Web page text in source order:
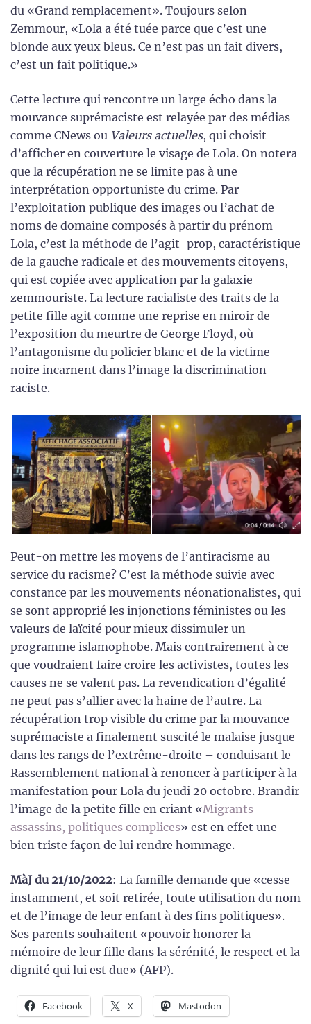
du «Grand remplacement». Toujours selon
Zemmour, «Lola a été tuée parce que c’est une
blonde aux yeux bleus. Ce n’est pas un fait divers,
c’est un fait politique.»
Cette lecture qui rencontre un large écho dans la
mouvance suprémaciste est relayée par des médias
comme CNews ou Valeurs actuelles, qui choisit
d’afficher en couverture le visage de Lola. On notera
que la récupération ne se limite pas à une
interprétation opportuniste du crime. Par
l’exploitation publique des images ou l’achat de
noms de domaine composés à partir du prénom
Lola, c’est la méthode de l’agit-prop, caractéristique
de la gauche radicale et des mouvements citoyens,
qui est copiée avec application par la galaxie
zemmouriste. La lecture racialiste des traits de la
petite fille agit comme une reprise en miroir de
l’exposition du meurtre de George Floyd, où
l’antagonisme du policier blanc et de la victime
noire incarnent dans l’image la discrimination
raciste.
Peut-on mettre les moyens de l’antiracisme au
service du racisme? C’est la méthode suivie avec
constance par les mouvements néonationalistes, qui
se sont approprié les injonctions féministes ou les
valeurs de laïcité pour mieux dissimuler un
programme islamophobe. Mais contrairement à ce
que voudraient faire croire les activistes, toutes les
causes ne se valent pas. La revendication d’égalité
ne peut pas s’allier avec la haine de l’autre. La
récupération trop visible du crime par la mouvance
suprémaciste a finalement suscité le malaise jusque
dans les rangs de l’extrême-droite – conduisant le
Rassemblement national à renoncer à participer à la
manifestation pour Lola du jeudi 20 octobre. Brandir
l’image de la petite fille en criant «Migrants
assassins, politiques complices» est en effet une
bien triste façon de lui rendre hommage.
MàJ du 21/10/2022: La famille demande que «cesse
instamment, et soit retirée, toute utilisation du nom
et de l’image de leur enfant à des fins politiques».
Ses parents souhaitent «pouvoir honorer la
mémoire de leur fille dans la sérénité, le respect et la
dignité qui lui est due» (AFP).
Facebook X Mastodon